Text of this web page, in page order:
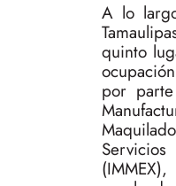
A lo
quinto
por